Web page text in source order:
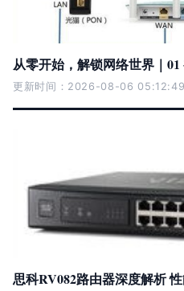
从零开始，解锁网络世界｜
更新时间：2026-08-06 05:12:49
思科RV082路由器深度解析